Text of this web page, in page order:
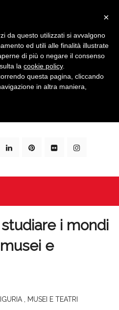
blog: community #1 in
i mondi
e
LIGURIA MUSEI E TEATRI
×
da questo utilizzati si avvalgono
ed utili alle finalità illustrate
di più o negare il consenso
la cookie policy.
questa pagina, cliccando
in altra maniera,